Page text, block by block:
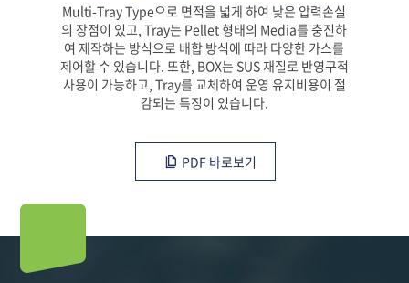
Multi-Tray Type으로 면적을 넓게 하여 낮은 압력손실
의 장점이 있고, Tray는 Pellet 형태의 Media를 충진하
여 제작하는 방식으로 배합 방식에 따라 다양한 가스를
제어할 수 있습니다. 또한, BOX는 SUS 재질로 반영구적
사용이 가능하고, Tray를 교체하여 운영 유지비용이 절
감되는 특징이 있습니다.
PDF 바로보기